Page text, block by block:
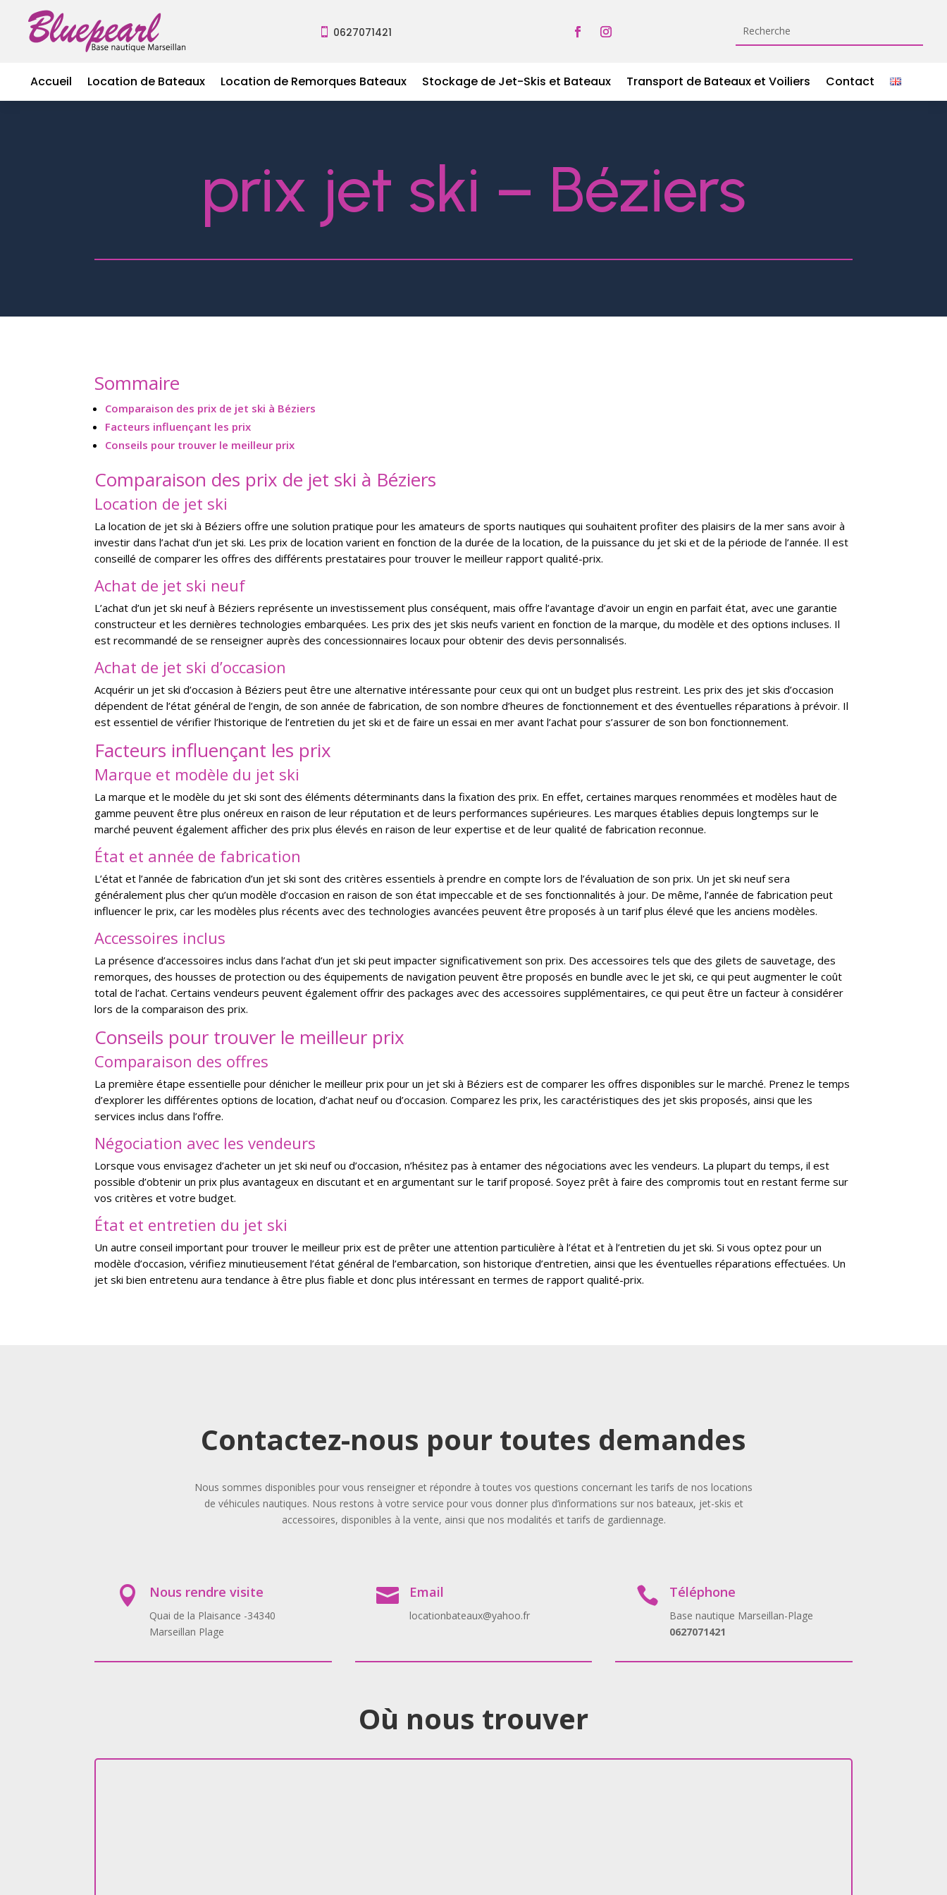
 0627071421
Accueil Location de Bateaux Location de Remorques Bateaux Stockage de Jet-Skis et Bateaux Transport de Bateaux et Voiliers Contact
prix jet ski – Béziers
Sommaire
Comparaison des prix de jet ski à Béziers
Facteurs influençant les prix
Conseils pour trouver le meilleur prix
Comparaison des prix de jet ski à Béziers
Location de jet ski
La location de jet ski à Béziers offre une solution pratique pour les amateurs de sports nautiques qui souhaitent profiter des plaisirs de la mer sans avoir à
investir dans l’achat d’un jet ski. Les prix de location varient en fonction de la durée de la location, de la puissance du jet ski et de la période de l’année. Il est
conseillé de comparer les offres des différents prestataires pour trouver le meilleur rapport qualité-prix.
Achat de jet ski neuf
L’achat d’un jet ski neuf à Béziers représente un investissement plus conséquent, mais offre l’avantage d’avoir un engin en parfait état, avec une garantie
constructeur et les dernières technologies embarquées. Les prix des jet skis neufs varient en fonction de la marque, du modèle et des options incluses. Il
est recommandé de se renseigner auprès des concessionnaires locaux pour obtenir des devis personnalisés.
Achat de jet ski d’occasion
Acquérir un jet ski d’occasion à Béziers peut être une alternative intéressante pour ceux qui ont un budget plus restreint. Les prix des jet skis d’occasion
dépendent de l’état général de l’engin, de son année de fabrication, de son nombre d’heures de fonctionnement et des éventuelles réparations à prévoir. Il
est essentiel de vérifier l’historique de l’entretien du jet ski et de faire un essai en mer avant l’achat pour s’assurer de son bon fonctionnement.
Facteurs influençant les prix
Marque et modèle du jet ski
La marque et le modèle du jet ski sont des éléments déterminants dans la fixation des prix. En effet, certaines marques renommées et modèles haut de
gamme peuvent être plus onéreux en raison de leur réputation et de leurs performances supérieures. Les marques établies depuis longtemps sur le
marché peuvent également afficher des prix plus élevés en raison de leur expertise et de leur qualité de fabrication reconnue.
État et année de fabrication
L’état et l’année de fabrication d’un jet ski sont des critères essentiels à prendre en compte lors de l’évaluation de son prix. Un jet ski neuf sera
généralement plus cher qu’un modèle d’occasion en raison de son état impeccable et de ses fonctionnalités à jour. De même, l’année de fabrication peut
influencer le prix, car les modèles plus récents avec des technologies avancées peuvent être proposés à un tarif plus élevé que les anciens modèles.
Accessoires inclus
La présence d’accessoires inclus dans l’achat d’un jet ski peut impacter significativement son prix. Des accessoires tels que des gilets de sauvetage, des
remorques, des housses de protection ou des équipements de navigation peuvent être proposés en bundle avec le jet ski, ce qui peut augmenter le coût
total de l’achat. Certains vendeurs peuvent également offrir des packages avec des accessoires supplémentaires, ce qui peut être un facteur à considérer
lors de la comparaison des prix.
Conseils pour trouver le meilleur prix
Comparaison des offres
La première étape essentielle pour dénicher le meilleur prix pour un jet ski à Béziers est de comparer les offres disponibles sur le marché. Prenez le temps
d’explorer les différentes options de location, d’achat neuf ou d’occasion. Comparez les prix, les caractéristiques des jet skis proposés, ainsi que les
services inclus dans l’offre.
Négociation avec les vendeurs
Lorsque vous envisagez d’acheter un jet ski neuf ou d’occasion, n’hésitez pas à entamer des négociations avec les vendeurs. La plupart du temps, il est
possible d’obtenir un prix plus avantageux en discutant et en argumentant sur le tarif proposé. Soyez prêt à faire des compromis tout en restant ferme sur
vos critères et votre budget.
État et entretien du jet ski
Un autre conseil important pour trouver le meilleur prix est de prêter une attention particulière à l’état et à l’entretien du jet ski. Si vous optez pour un
modèle d’occasion, vérifiez minutieusement l’état général de l’embarcation, son historique d’entretien, ainsi que les éventuelles réparations effectuées. Un
jet ski bien entretenu aura tendance à être plus fiable et donc plus intéressant en termes de rapport qualité-prix.
Contactez-nous pour toutes demandes
Nous sommes disponibles pour vous renseigner et répondre à toutes vos questions concernant les tarifs de nos locations
de véhicules nautiques. Nous restons à votre service pour vous donner plus d’informations sur nos bateaux, jet-skis et
accessoires, disponibles à la vente, ainsi que nos modalités et tarifs de gardiennage.
 Nous rendre visite
Quai de la Plaisance -34340
Marseillan Plage
 Email
locationbateaux@yahoo.fr
 Téléphone
Base nautique Marseillan-Plage
0627071421
Où nous trouver